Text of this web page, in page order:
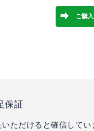
保証
ただけると確信してい